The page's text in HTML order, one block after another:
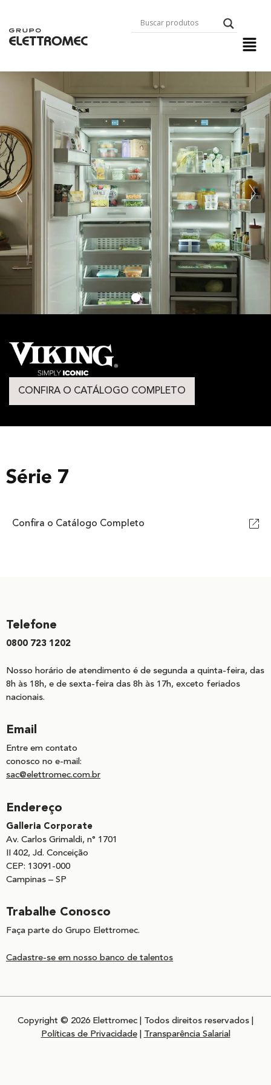
CONFIRA O CATÁLOGO COMPLETO
Série 7
Confira o Catálogo Completo
Telefone
0800 723 1202
Nosso horário de atendimento é de segunda a quinta-feira, das
8h às 18h, e de sexta-feira das 8h às 17h, exceto feriados
nacionais.
Email
Entre em contato
conosco no e-mail:
sac@elettromec.com.br
Endereço
Galleria Corporate
Av. Carlos Grimaldi, n° 1701
II 402, Jd. Conceição
CEP: 13091-000
Campinas – SP
Trabalhe Conosco
Faça parte do Grupo Elettromec.
Cadastre-se em nosso banco de talentos
Copyright © 2026 Elettromec | Todos direitos reservados |
Políticas de Privacidade| Transparência Salarial